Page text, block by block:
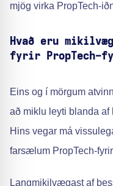
mjög virka PropTech-
Hvað eru
fyrir PropTech-
Eins og í mörgum
að miklu leyti blanda af
Hins vegar má
farsælum PropTech-
Langmikilvægast af